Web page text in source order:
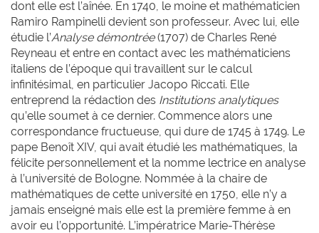
dont elle est l’aînée. En 1740, le moine et mathématicien
Ramiro Rampinelli devient son professeur. Avec lui, elle
étudie l’Analyse démontrée(1707) de Charles René
Reyneau et entre en contact avec les mathématiciens
italiens de l’époque qui travaillent sur le calcul
infinitésimal, en particulier Jacopo Riccati. Elle
entreprend la rédaction des Institutions analytiques
qu’elle soumet à ce dernier. Commence alors une
correspondance fructueuse, qui dure de 1745 à 1749. Le
pape Benoît XIV, qui avait étudié les mathématiques, la
félicite personnellement et la nomme lectrice en analyse
à l’université de Bologne. Nommée à la chaire de
mathématiques de cette université en 1750, elle n’y a
jamais enseigné mais elle est la première femme à en
avoir eu l’opportunité. L’impératrice Marie-Thérèse